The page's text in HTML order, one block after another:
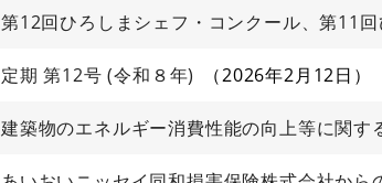
第12回ひろしまシェフ・コンクール、第11
定期 第12号 (令和８年) 2026年2月12日
建築物のエネルギー消費性能の向上等に関